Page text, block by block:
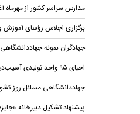
مدارس سراسر کشور از مهرماه
برگزاری اجلاس رؤسای
جهادگران نمونه
احیای ۹۵ واحد تولیدی آسیب‌دیده از جنگ در تهران
جهاددانشگاهی مسائل روز
پیشنهاد تشکیل دبیرخانه